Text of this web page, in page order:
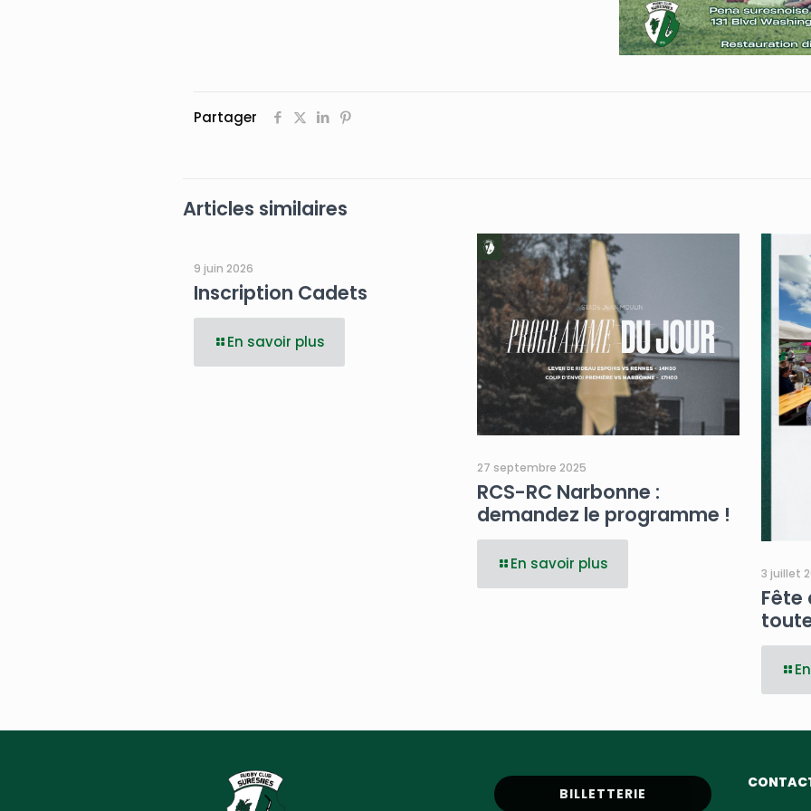
Partager
Articles similaires
9 juin 2026
Inscription Cadets
En savoir plus
27 septembre 2025
RCS-RC Narbonne :
demandez le programme !
En savoir plus
3 juillet
Fête
BILLETTERIE